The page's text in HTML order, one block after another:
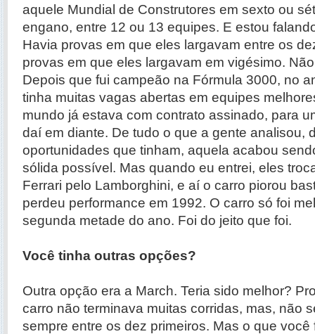
aquele Mundial de Construtores em sexto ou
engano, entre 12 ou 13 equipes. E estou
Havia provas em que eles largavam entre os
provas em que eles largavam em vigésimo.
Depois que fui campeão na Fórmula 3000, no
tinha muitas vagas abertas em equipes
mundo já estava com contrato assinado, para
daí em diante. De tudo o que a gente analisou,
oportunidades que tinham, aquela acabou
sólida possível. Mas quando eu entrei, eles
Ferrari pelo Lamborghini, e aí o carro piorou
perdeu performance em 1992. O carro só foi
segunda metade do ano. Foi do jeito que foi.
Você tinha outras opções?
Outra opção era a March. Teria sido melhor?
carro não terminava muitas corridas, mas, não
sempre entre os dez primeiros. Mas o que você